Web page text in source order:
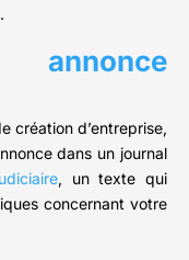
annonce
création d’entreprise,
dans un journal
, un texte qui
concernant votre